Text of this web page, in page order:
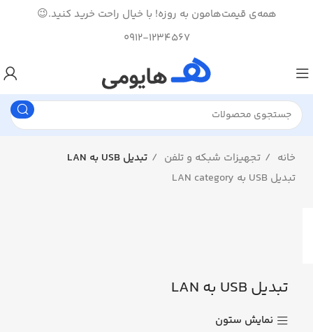
همه‌ی قیمت‌هامون به روزه! با خیال راحت خرید کنید.😉
0912-1234567
خانه تجهیزات شبکه و تلفن
تبدیل USB به LAN
تبدیل USB به LAN category
تبدیل USB به LAN
نمایش ستون